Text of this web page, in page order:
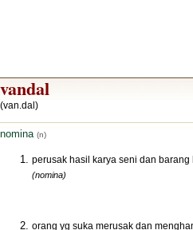
vandal
(van.dal)
nomina (n)
perusak hasil karya seni dan
(nomina)
orang yg suka merusak dan